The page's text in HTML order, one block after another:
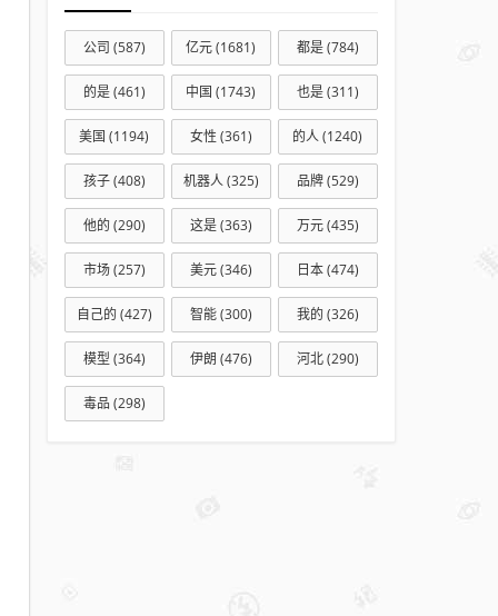
公司 (587) 亿元(1681) 都是(784)
的是(461) 中国 (1743) 也是(311)
美国 (1194) 女性 (361) 的人(1240)
孩子(408) 机器人(325) 品牌(529)
他的 (290) 这是(363) 万元(435)
市场(257) 美元(346) 日本(474)
自己的 (427) 智能(300) 我的 (326)
模型 (364) 伊朗 (476) 河北(290)
毒品 (298)